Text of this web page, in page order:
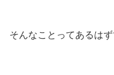
そんなことってあるはず